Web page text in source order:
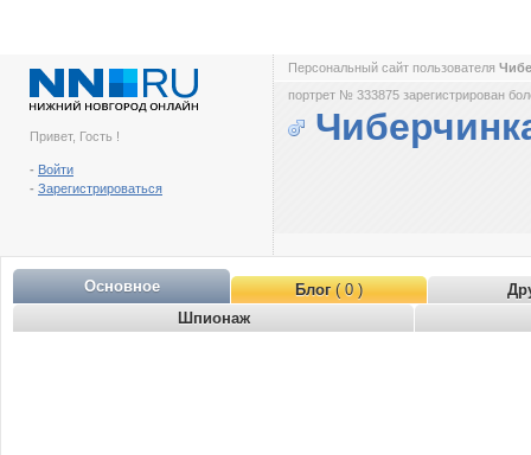
Привет, Гость !
- Войти
- Зарегистрироваться
Персональный сайт пользователя
портрет № 333875 зарегистрирован
Основное Блог( 0 )
Шпионаж